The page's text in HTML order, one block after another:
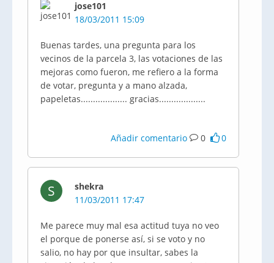
jose101
18/03/2011 15:09
Buenas tardes, una pregunta para los
vecinos de la parcela 3, las votaciones de las
mejoras como fueron, me refiero a la forma
de votar, pregunta y a mano alzada,
papeletas................... gracias...................
Añadir comentario 0 0
S
shekra
11/03/2011 17:47
Me parece muy mal esa actitud tuya no veo
el porque de ponerse así, si se voto y no
salio, no hay por que insultar, sabes la